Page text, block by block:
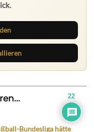
Bundesliga hätte
22